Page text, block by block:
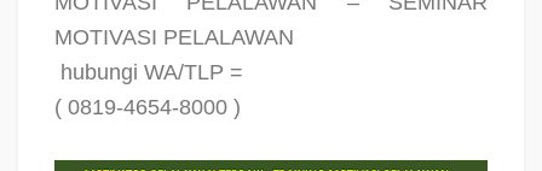
MOTIVASI PELALAWAN
hubungi WA/TLP =
( 0819-4654-8000 )